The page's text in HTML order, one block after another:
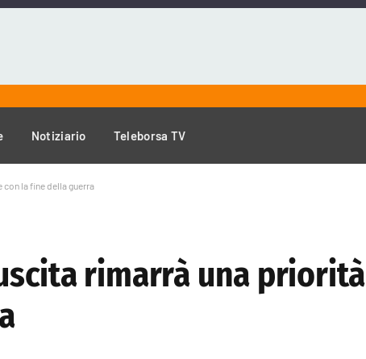
Notiziario Teleborsa TV
con la fine della guerra
rimarrà una priorità